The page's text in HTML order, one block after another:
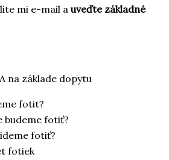
mi e-mail a uveďte základné
na základe dopytu
fotit?
budeme fotiť?
fotiť?
fotiek